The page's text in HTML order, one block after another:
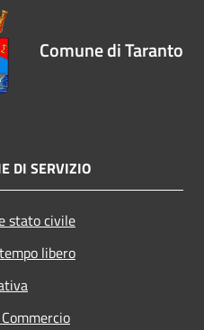
Comune di Taranto
DI SERVIZIO
stato civile
libero